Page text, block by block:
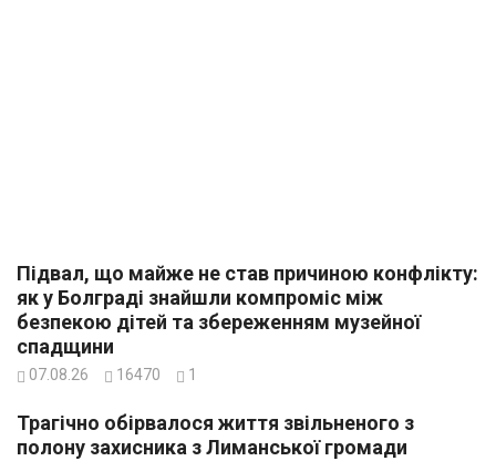
Підвал, що майже не став причиною конфлікту:
як у Болграді знайшли компроміс між
безпекою дітей та збереженням музейної
спадщини
07.08.26 16470 1
Трагічно обірвалося життя звільненого з
полону захисника з Лиманської громади